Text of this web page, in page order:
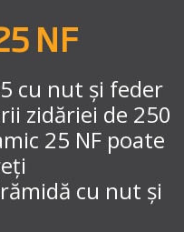
NF
cu nut și feder
zidăriei de 250
25 NF poate
cu nut și